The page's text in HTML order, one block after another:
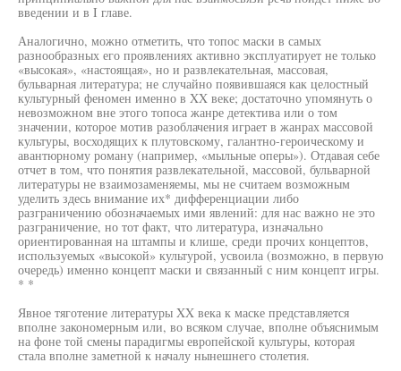
введении и в I главе.
Аналогично, можно отметить, что топос маски в самых
разнообразных его проявлениях активно эксплуатирует не только
«высокая», «настоящая», но и развлекательная, массовая,
бульварная литература; не случайно появившаяся как целостный
культурный феномен именно в XX веке; достаточно упомянуть о
невозможном вне этого топоса жанре детектива или о том
значении, которое мотив разоблачения играет в жанрах массовой
культуры, восходящих к плутовскому, галантно-героическому и
авантюрному роману (например, «мыльные оперы»). Отдавая себе
отчет в том, что понятия развлекательной, массовой, бульварной
литературы не взаимозаменяемы, мы не считаем возможным
уделить здесь внимание их* дифференциации либо
разграничению обозначаемых ими явлений: для нас важно не это
разграничение, но тот факт, что литература, изначально
ориентированная на штампы и клише, среди прочих концептов,
используемых «высокой» культурой, усвоила (возможно, в первую
очередь) именно концепт маски и связанный с ним концепт игры.
* *
Явное тяготение литературы XX века к маске представляется
вполне закономерным или, во всяком случае, вполне объяснимым
на фоне той смены парадигмы европейской культуры, которая
стала вполне заметной к началу нынешнего столетия.